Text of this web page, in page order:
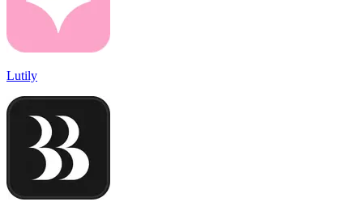
Lutily